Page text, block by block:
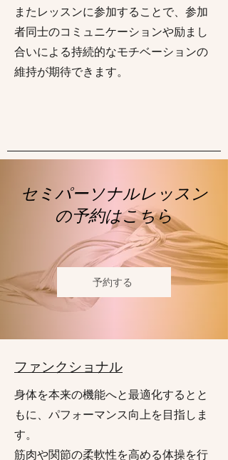
​またレッスンに参加することで、参加
者同士のコミュニケーションや励まし
合いによる持続的なモチベーションの
維持が期待できます。
セミパーソナルレッスン
の予約はこちら
予約する
ファンクショナル
身体を本来の機能へと最適化するとと
もに、パフォーマンス向上を目指しま
す。
筋肉や関節の柔軟性を高める体操を行